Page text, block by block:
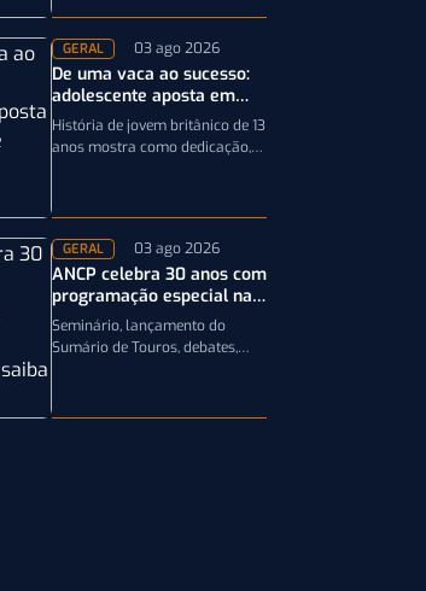
Crioulos,…
GERAL 03 ago 2026
De uma vaca ao sucesso:
adolescente aposta em
negócio de laticínios
História de jovem britânico de 13
anos mostra como dedicação,
transformar uma única…
GERAL 03 ago 2026
ANCP celebra 30 anos com
programação especial na
ExpoGenética; saiba mais
Seminário, lançamento do
Sumário de Touros, debates,
programação da entidade